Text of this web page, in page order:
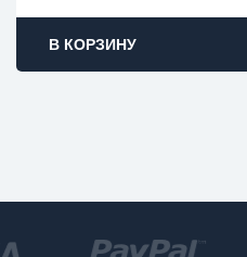
В КОРЗИНУ